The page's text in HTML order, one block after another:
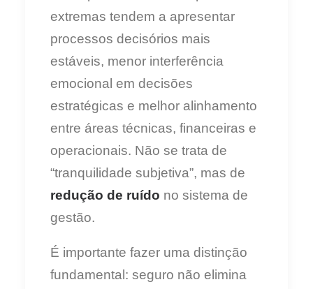
extremas tendem a apresentar
processos decisórios mais
estáveis, menor interferência
emocional em decisões
estratégicas e melhor alinhamento
entre áreas técnicas, financeiras e
operacionais. Não se trata de
“tranquilidade subjetiva”, mas de
redução de ruído no sistema de
gestão.
É importante fazer uma distinção
fundamental: seguro não elimina